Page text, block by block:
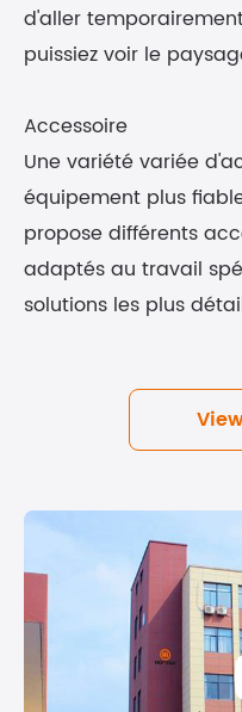
d'aller
puissiez voir le
Accessoire
Une variété variée
équipement plus
propose différents
adaptés au travail
solutions les plus